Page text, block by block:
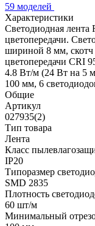
59 моделей
Характеристики
Светодиодная
цветопередачи.
шириной 8 мм,
цветопередачи CRI
4.8 Вт/м (24 Вт на 5
100 мм, 6
Общие
Артикул
027935(2)
Тип товара
Лента
Класс
IP20
Типоразмер
SMD 2835
Плотность
60 шт/м
Минимальный